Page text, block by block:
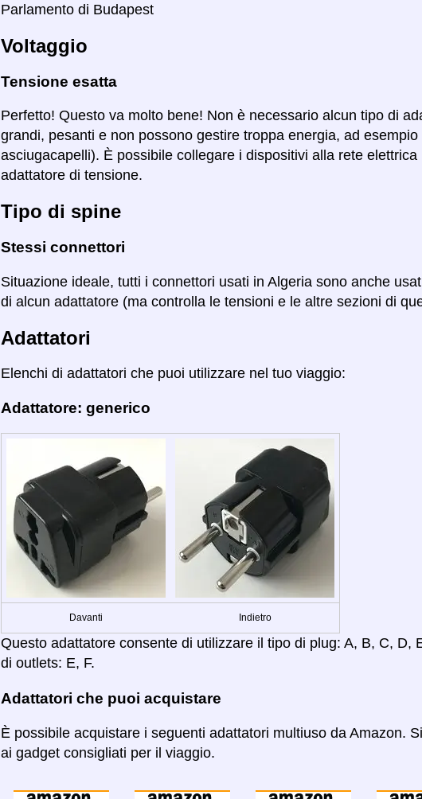
Parlamento di Budapest
Voltaggio
Tensione esatta
Perfetto! Questo va molto bene! Non è necessario alcun tipo di
grandi, pesanti e non possono gestire troppa energia, ad
asciugacapelli). È possibile collegare i dispositivi alla rete
adattatore di tensione.
Tipo di spine
Stessi connettori
Situazione ideale, tutti i connettori usati in Algeria sono anche
di alcun adattatore (ma controlla le tensioni e le altre sezioni di
Adattatori
Elenchi di adattatori che puoi utilizzare nel tuo viaggio:
Adattatore: generico
Davanti Indietro
Questo adattatore consente di utilizzare il tipo di plug: A, B, C, D,
di outlets: E, F.
Adattatori che puoi acquistare
È possibile acquistare i seguenti adattatori multiuso da Amazon.
ai gadget consigliati per il viaggio.